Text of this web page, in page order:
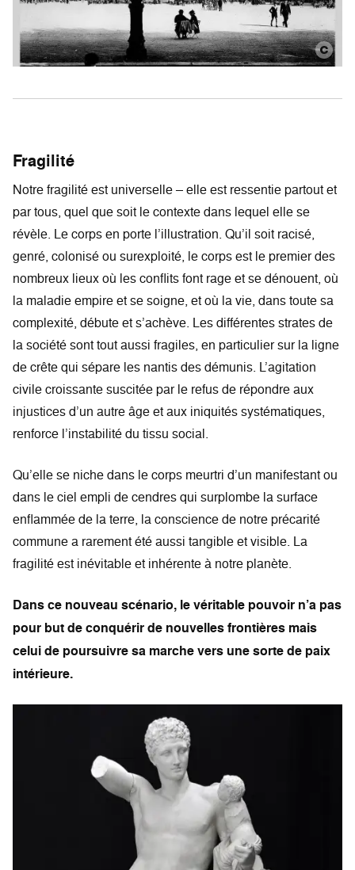
Fragilité
Notre fragilité est universelle – elle est ressentie partout et
par tous, quel que soit le contexte dans lequel elle se
révèle. Le corps en porte l’illustration. Qu’il soit racisé,
genré, colonisé ou surexploité, le corps est le premier des
nombreux lieux où les conflits font rage et se dénouent, où
la maladie empire et se soigne, et où la vie, dans toute sa
complexité, débute et s’achève. Les différentes strates de
la société sont tout aussi fragiles, en particulier sur la ligne
de crête qui sépare les nantis des démunis. L’agitation
civile croissante suscitée par le refus de répondre aux
injustices d’un autre âge et aux iniquités systématiques,
renforce l’instabilité du tissu social.
Qu’elle se niche dans le corps meurtri d’un manifestant ou
dans le ciel empli de cendres qui surplombe la surface
enflammée de la terre, la conscience de notre précarité
commune a rarement été aussi tangible et visible. La
fragilité est inévitable et inhérente à notre planète.
Dans ce nouveau scénario, le véritable pouvoir n’a pas
pour but de conquérir de nouvelles frontières mais
celui de poursuivre sa marche vers une sorte de paix
intérieure.